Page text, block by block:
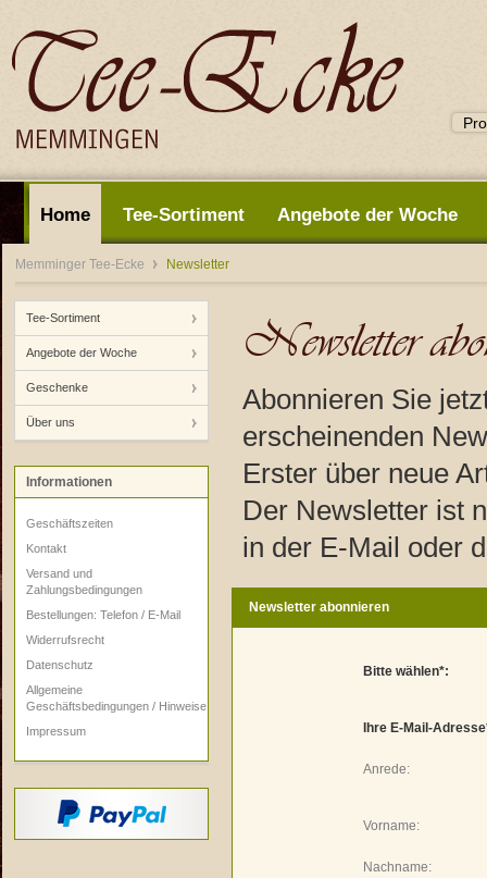
Home Tee-Sortiment Angebote der Woche
Memminger Tee-Ecke Newsletter
Tee-Sortiment
Angebote der Woche
Geschenke
Über uns
Informationen
Geschäftszeiten
Kontakt
Versand und
Zahlungsbedingungen
Bestellungen: Telefon / E-Mail
Widerrufsrecht
Datenschutz
Allgemeine
Geschäftsbedingungen / Hinweise
Impressum
Newsletter
Abonnieren Sie
erscheinenden
Erster über neue
Der Newsletter ist
in der E-Mail oder
Newsletter abonnieren
Bitte wählen*:
Ihre E-Mail-
Anrede:
Vorname:
Nachname: